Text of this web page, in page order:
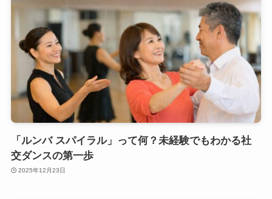
「ルンバ スパイラル」って何？未経験でもわかる社
交ダンスの第一歩
2025年12月23日